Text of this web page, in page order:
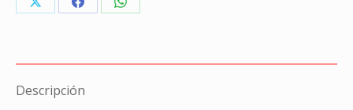
Share
X
Share
Facebook
Share
WhatsApp
Descripción